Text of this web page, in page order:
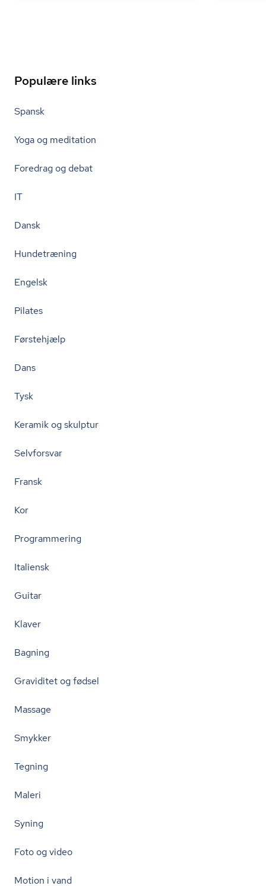
Populære links
Spansk
Yoga og meditation
Foredrag og debat
IT
Dansk
Hundetræning
Engelsk
Pilates
Førstehjælp
Dans
Tysk
Keramik og skulptur
Selvforsvar
Fransk
Kor
Programmering
Italiensk
Guitar
Klaver
Bagning
Graviditet og fødsel
Massage
Smykker
Tegning
Maleri
Syning
Foto og video
Motion i vand